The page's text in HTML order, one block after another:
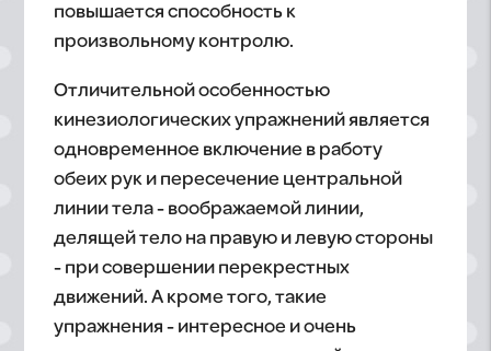
повышается способность к
произвольному контролю.
Отличительной особенностью
кинезиологических упражнений является
одновременное включение в работу
обеих рук и пересечение центральной
линии тела - воображаемой линии,
делящей тело на правую и левую стороны
- при совершении перекрестных
движений. А кроме того, такие
упражнения - интересное и очень